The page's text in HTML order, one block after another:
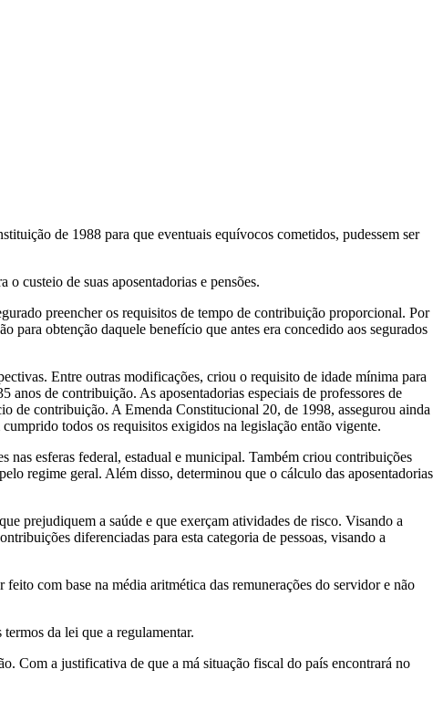
de 1988 para que eventuais equívocos cometidos, pudessem ser
custeio de suas aposentadorias e pensões.
preencher os requisitos de tempo de contribuição proporcional. Por
para obtenção daquele benefício que antes era concedido aos segurados
Entre outras modificações, criou o requisito de idade mínima para
anos de contribuição. As aposentadorias especiais de professores de
de contribuição. A Emenda Constitucional 20, de 1998, assegurou ainda
todos os requisitos exigidos na legislação então vigente.
nas esferas federal, estadual e municipal. Também criou contribuições
regime geral. Além disso, determinou que o cálculo das aposentadorias
prejudiquem a saúde e que exerçam atividades de risco. Visando a
diferenciadas para esta categoria de pessoas, visando a
com base na média aritmética das remunerações do servidor e não
da lei que a regulamentar.
Com a justificativa de que a má situação fiscal do país encontrará no